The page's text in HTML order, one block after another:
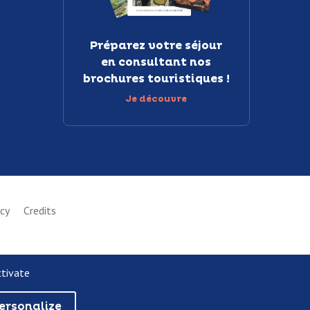
Préparez votre séjour
en consultant nos
brochures touristiques !
Je découvre
Credits